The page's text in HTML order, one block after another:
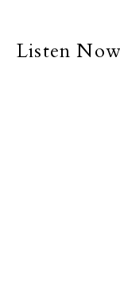
Listen Now